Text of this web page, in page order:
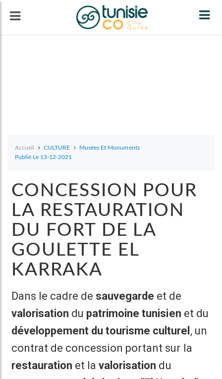
Accueil CULTURE
Musées Et Monuments
Publié Le 13-12-2021
CONCESSION POUR
LA RESTAURATION
DU FORT DE LA
GOULETTE EL
KARRAKA
Dans le cadre de sauvegarde et de
valorisation du patrimoine tunisien et du
développement du tourisme culturel , un
contrat de concession portant sur la
restauration et lavalorisation du